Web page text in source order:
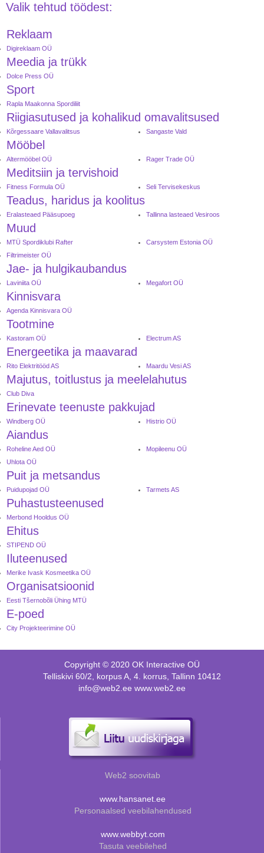
Valik tehtud töödest:
Reklaam
Digireklaam OÜ
Meedia ja trükk
Dolce Press OÜ
Sport
Rapla Maakonna Spordiliit
Riigiasutused ja kohalikud omavalitsused
Kõrgessaare Vallavalitsus Sangaste Vald
Mööbel
Altermööbel OÜ Rager Trade OÜ
Meditsiin ja tervishoid
Fitness Formula OÜ Seli Tervisekeskus
Teadus, haridus ja koolitus
Eralasteaed Pääsupoeg Tallinna lasteaed Vesiroos
Muud
MTÜ Spordiklubi Rafter
Filtrimeister OÜ
Carsystem Estonia OÜ
Jae- ja hulgikaubandus
Laviniita OÜ Megafort OÜ
Kinnisvara
Agenda Kinnisvara OÜ
Tootmine
Kastoram OÜ Electrum AS
Energeetika ja maavarad
Rito Elektritööd AS Maardu Vesi AS
Majutus, toitlustus ja meelelahutus
Club Diva
Erinevate teenuste pakkujad
Windberg OÜ Histrio OÜ
Aiandus
Roheline Aed OÜ
Uhlota OÜ
Mopileenu OÜ
Puit ja metsandus
Puidupojad OÜ Tarmets AS
Puhastusteenused
Merbond Hooldus OÜ
Ehitus
STIPEND OÜ
Iluteenused
Merike Ivask Kosmeetika OÜ
Organisatsioonid
Eesti Tšernobõli Ühing MTÜ
E-poed
City Projekteerimine OÜ
Copyright © 2020 OK Interactive OÜ
Telliskivi 60/2, korpus A, 4. korrus, Tallinn 10412
info@web2.ee www.web2.ee
Web2 soovitab
www.hansanet.ee
Personaalsed veebilahendused
www.webbyt.com
Tasuta veebilehed